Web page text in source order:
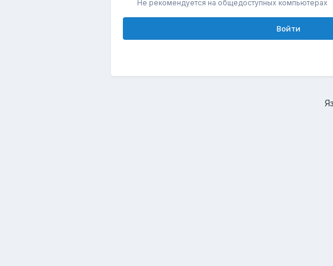
Не рекомендуется на общедоступных компьютерах
Войти